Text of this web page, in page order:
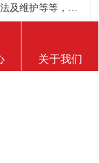
及维护等等，都
绍下 。 服装
关于我们